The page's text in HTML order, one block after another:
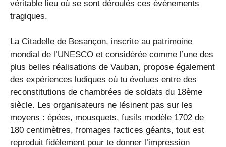
véritable lieu où se sont déroulés ces événements
tragiques.
La Citadelle de Besançon, inscrite au patrimoine
mondial de l’UNESCO et considérée comme l’une des
plus belles réalisations de Vauban, propose également
des expériences ludiques où tu évolues entre des
reconstitutions de chambrées de soldats du 18ème
siècle. Les organisateurs ne lésinent pas sur les
moyens : épées, mousquets, fusils modèle 1702 de
180 centimètres, fromages factices géants, tout est
reproduit fidèlement pour te donner l’impression